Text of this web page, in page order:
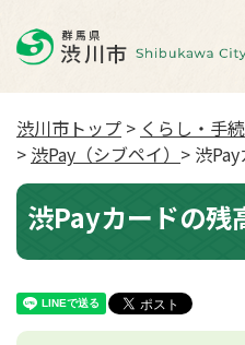
渋川市トップ > くらし・手
> 渋Pay（シブペイ） > 渋
渋Payカードの残